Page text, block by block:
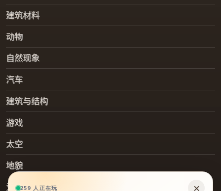
建筑材料
动物
自然现象
汽车
建筑与结构
游戏
太空
地貌
爱好